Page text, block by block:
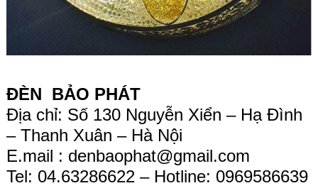
ĐÈN BẢO PHÁT
Địa chỉ: Số 130 Nguyễn Xiển – Hạ Đình
– Thanh Xuân – Hà Nội
E.mail : denbaophat@gmail.com
Tel: 04.63286622 – Hotline: 0969586639